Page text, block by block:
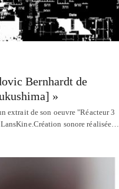
Bernhardt de
»
extrait de son oeuvre "Réacteur 3
sonore réalisée…